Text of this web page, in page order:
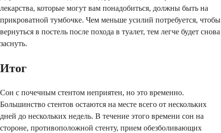
лекарства, которые могут вам понадобиться, должны быть на
прикроватной тумбочке. Чем меньше усилий потребуется, чтобы
вернуться в постель после похода в туалет, тем легче будет снова
заснуть.
Итог
Сон с почечным стентом неприятен, но это временно.
Большинство стентов остаются на месте всего от нескольких
дней до нескольких недель. В течение этого времени сон на
стороне, противоположной стенту, прием обезболивающих